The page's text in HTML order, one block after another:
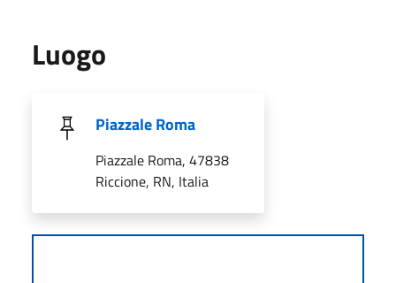
Luogo
Piazzale Roma
Piazzale Roma, 47838
Riccione, RN, Italia